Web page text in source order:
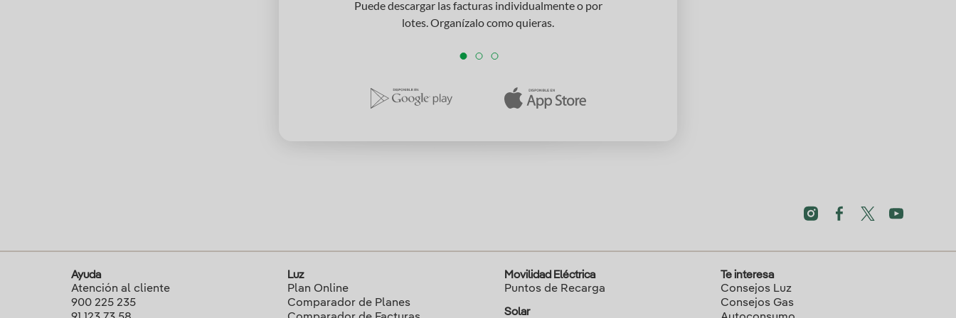
Puede descargar las facturas individualmente o por
lotes. Organízalo como quieras.
Ayuda
Atención al cliente
900 225 235
Luz
Plan Online
Comparador de Planes
Movilidad Eléctrica
Puntos de Recarga
Solar
Te interesa
Consejos Luz
Consejos Gas